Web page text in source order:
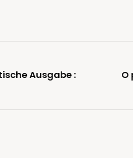
Ausgabe :
O